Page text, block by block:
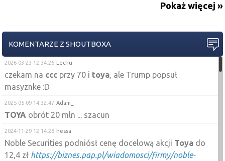
Pokaż więcej »
KOMENTARZE Z SHOUTBOXA
2026-03-23 12:34:26 Lechu
czekam na ccc przy 70 i toya, ale Trump popsuł
masyznke :D
2025-05-09 14:32:47 Adam_
TOYA obrót 20 mln ... szacun
2024-11-29 12:14:28 hessa
Noble Securities podniósł cenę docelową akcji Toya do
12,4 zł https://biznes.pap.pl/wiadomosci/firmy/noble-